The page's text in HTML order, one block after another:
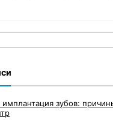
имплантация зубов: